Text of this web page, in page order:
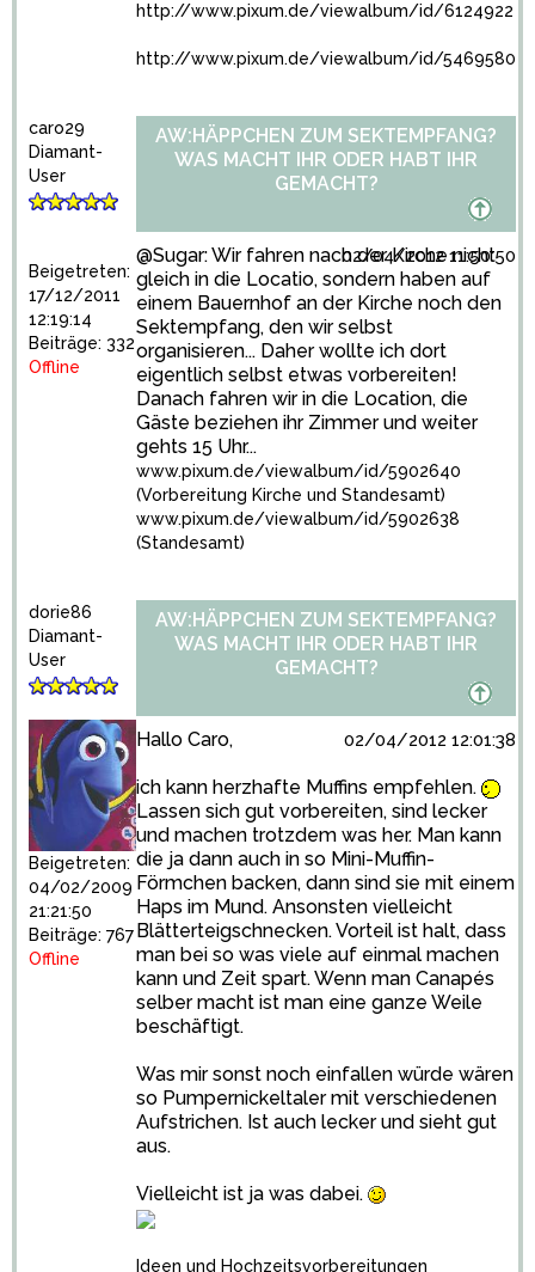
http://www.pixum.de/viewalbum/id/6124922
http://www.pixum.de/viewalbum/id/5469580
caro29
Diamant-
User
Beigetreten:
17/12/2011
12:19:14
Beiträge: 332
Offline
AW:HÄPPCHEN ZUM SEKTEMPFANG?
WAS MACHT IHR ODER HABT IHR
GEMACHT?
02/04/2012 11:50:50
@Sugar: Wir fahren nach der Kirche nicht
gleich in die Locatio, sondern haben auf
einem Bauernhof an der Kirche noch den
Sektempfang, den wir selbst
organisieren... Daher wollte ich dort
eigentlich selbst etwas vorbereiten!
Danach fahren wir in die Location, die
Gäste beziehen ihr Zimmer und weiter
gehts 15 Uhr...
www.pixum.de/viewalbum/id/5902640
(Vorbereitung Kirche und Standesamt)
www.pixum.de/viewalbum/id/5902638
(Standesamt)
dorie86
Diamant-
User
Beigetreten:
04/02/2009
21:21:50
Beiträge: 767
Offline
AW:HÄPPCHEN ZUM SEKTEMPFANG?
WAS MACHT IHR ODER HABT IHR
GEMACHT?
02/04/2012 12:01:38
Hallo Caro,
ich kann herzhafte Muffins empfehlen.
Lassen sich gut vorbereiten, sind lecker
und machen trotzdem was her. Man kann
die ja dann auch in so Mini-Muffin-
Förmchen backen, dann sind sie mit einem
Haps im Mund. Ansonsten vielleicht
Blätterteigschnecken. Vorteil ist halt, dass
man bei so was viele auf einmal machen
kann und Zeit spart. Wenn man Canapés
selber macht ist man eine ganze Weile
beschäftigt.
Was mir sonst noch einfallen würde wären
so Pumpernickeltaler mit verschiedenen
Aufstrichen. Ist auch lecker und sieht gut
aus.
Vielleicht ist ja was dabei.
Ideen und Hochzeitsvorbereitungen